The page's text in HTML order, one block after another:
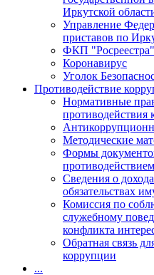
Иркутской
Управление
приставов по
ФКП "Росреестра"
Коронавирус
Уголок
Противодействие
Нормативные
противодействия
Методические
Формы
Сведения о
обязательствах
Комиссия по
служебному
конфликта
Обратная связь
коррупции
...